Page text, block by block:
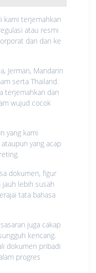
kami terjemahkan
atau resmi
dari dan ke
Jerman, Mandarin
serta Thailand.
terjemahkan dan
wujud cocok
yang kami
yang acap
dokumen, figur
lebih susah
tata bahasa
juga cakap
kencang.
dokumen pribadi
progres